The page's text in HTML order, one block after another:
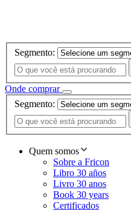
Segmento:
Onde comprar
Segmento:
Quem somos
Sobre a Fricon
Libro 30 años
Livro 30 anos
Book 30 years
Certificados